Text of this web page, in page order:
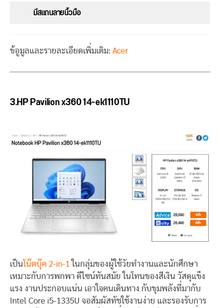
มีสแกนลายนิ้วมือ
ข้อูมูลและรายละเอียดเพิ่มเติม: Acer
3.HP Pavilion x360 14-ek1110TU
เป็นโน๊ตบุ๊ค 2-in-1
ในกลุ่มของผู้ใช้วัยทำงานและนักศึกษา
เหมาะกับการพกพา ดีไซน์ทันสมัย ในโทนของสีเงิน วัสดุแข็ง
แรง งานประกอบแน่น เอาใจคนเดินทาง กับขุมพลังที่มากับ
Intel Core i5-1335U จอสัมผัสทัชใช้งานง่าย และรองรับการ